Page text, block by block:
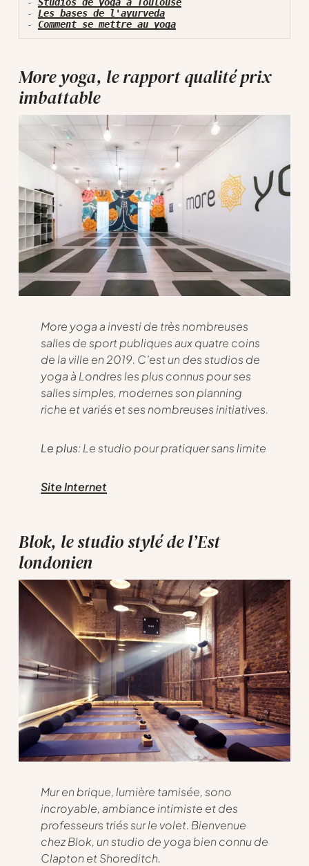
- Studios de yoga à Toulouse
- Les bases de l'ayurveda
- Comment se mettre au yoga
More yoga, le rapport qualité prix
imbattable
More yoga a investi de très nombreuses
salles de sport publiques aux quatre coins
de la ville en 2019. C’est un des studios de
yoga à Londres les plus connus pour ses
salles simples, modernes son planning
riche et variés et ses nombreuses initiatives.
Le plus: Le studio pour pratiquer sans limite
Site Internet
Blok, le studio stylé de l’Est
londonien
Mur en brique, lumière tamisée, sono
incroyable, ambiance intimiste et des
professeurs triés sur le volet. Bienvenue
chez Blok, un studio de yoga bien connu de
Clapton et Shoreditch.